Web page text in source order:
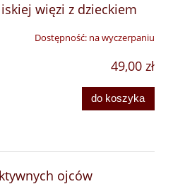
więzi z dzieckiem
Dostępność: na wyczerpaniu
49,00 zł
do koszyka
ojców